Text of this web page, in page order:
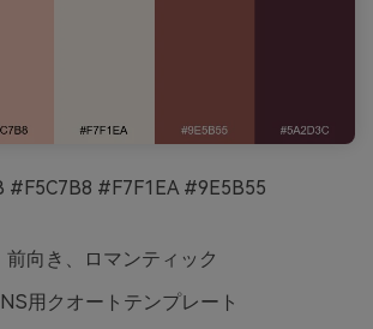
#F5C7B8 #F7F1EA #9E5B55
前向き、ロマンティック
用クオートテンプレート